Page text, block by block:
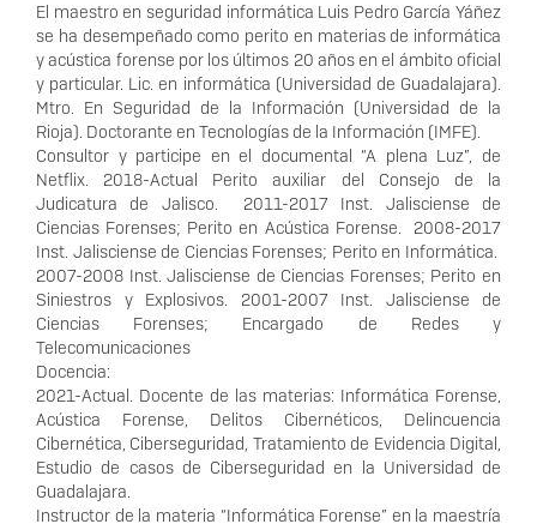
El maestro en seguridad informática Luis Pedro García Yáñez
se ha desempeñado como perito en materias de informática
y acústica forense por los últimos 20 años en el ámbito oficial
y particular. Lic. en informática (Universidad de Guadalajara).
Mtro. En Seguridad de la Información (Universidad de la
Rioja). Doctorante en Tecnologías de la Información (IMFE).
Consultor y participe en el documental “A plena Luz”, de
Netflix. 2018-Actual Perito auxiliar del Consejo de la
Judicatura de Jalisco. 2011-2017 Inst. Jalisciense de
Ciencias Forenses; Perito en Acústica Forense. 2008-2017
Inst. Jalisciense de Ciencias Forenses; Perito en Informática.
2007-2008 Inst. Jalisciense de Ciencias Forenses; Perito en
Siniestros y Explosivos. 2001-2007 Inst. Jalisciense de
Ciencias Forenses; Encargado de Redes y
Telecomunicaciones
Docencia:
2021-Actual. Docente de las materias: Informática Forense,
Acústica Forense, Delitos Cibernéticos, Delincuencia
Cibernética, Ciberseguridad, Tratamiento de Evidencia Digital,
Estudio de casos de Ciberseguridad en la Universidad de
Guadalajara.
Instructor de la materia “Informática Forense” en la maestría